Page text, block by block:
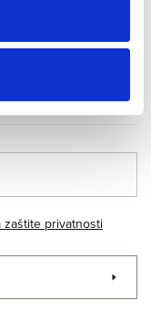
novosti i
zaštite privatnosti